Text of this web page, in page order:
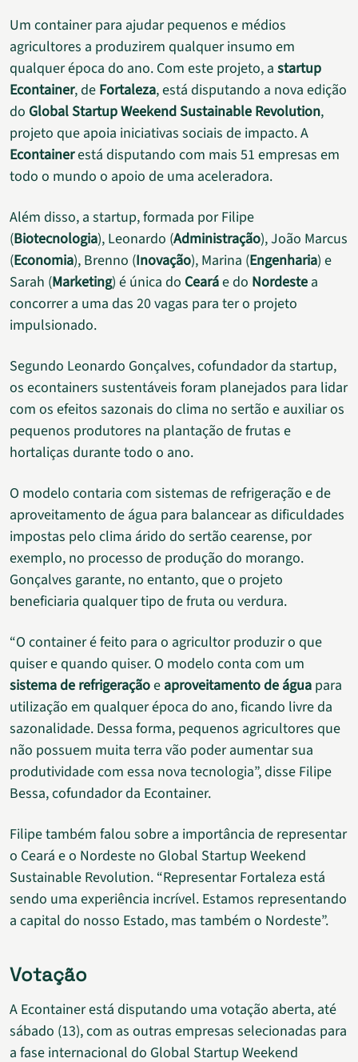
Um container para ajudar pequenos e médios
agricultores a produzirem qualquer insumo em
qualquer época do ano. Com este projeto, a startup
Econtainer, de Fortaleza, está disputando a nova edição
do Global Startup Weekend Sustainable Revolution,
projeto que apoia iniciativas sociais de impacto. A
Econtainerestá disputando com mais 51 empresas em
todo o mundo o apoio de uma aceleradora.
Além disso, a startup, formada por Filipe
(Biotecnologia), Leonardo (Administração), João Marcus
(Economia), Brenno (Inovação), Marina (Engenharia) e
Sarah (Marketing) é única do Cearáe do Nordeste a
concorrer a uma das 20 vagas para ter o projeto
impulsionado.
Segundo Leonardo Gonçalves, cofundador da startup,
os econtainers sustentáveis foram planejados para lidar
com os efeitos sazonais do clima no sertão e auxiliar os
pequenos produtores na plantação de frutas e
hortaliças durante todo o ano.
O modelo contaria com sistemas de refrigeração e de
aproveitamento de água para balancear as dificuldades
impostas pelo clima árido do sertão cearense, por
exemplo, no processo de produção do morango.
Gonçalves garante, no entanto, que o projeto
beneficiaria qualquer tipo de fruta ou verdura.
“O container é feito para o agricultor produzir o que
quiser e quando quiser. O modelo conta com um
sistema de refrigeraçãoe aproveitamento de água para
utilização em qualquer época do ano, ficando livre da
sazonalidade. Dessa forma, pequenos agricultores que
não possuem muita terra vão poder aumentar sua
produtividade com essa nova tecnologia”, disse Filipe
Bessa, cofundador da Econtainer.
Filipe também falou sobre a importância de representar
o Ceará e o Nordeste no Global Startup Weekend
Sustainable Revolution. “Representar Fortaleza está
sendo uma experiência incrível. Estamos representando
a capital do nosso Estado, mas também o Nordeste”.
Votação
A Econtainer está disputando uma votação aberta, até
sábado (13), com as outras empresas selecionadas para
a fase internacional do Global Startup Weekend